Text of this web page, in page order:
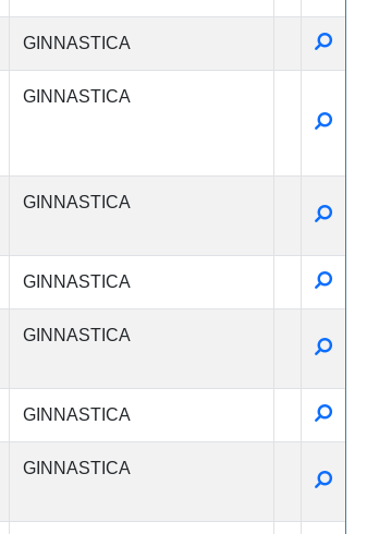
GINNASTICA
GINNASTICA
GINNASTICA
GINNASTICA
GINNASTICA
GINNASTICA
GINNASTICA